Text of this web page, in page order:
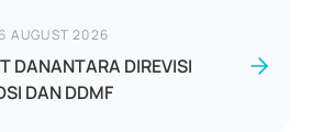
AUGUST 2026
DANANTARA DIREVISI
DAN DDMF